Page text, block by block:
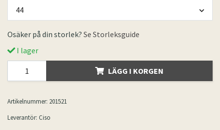
44
Osäker på din storlek? Se Storleksguide
I lager
LÄGG I KORGEN
Artikelnummer: 201521
Leverantör: Ciso